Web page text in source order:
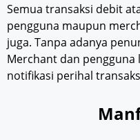
Semua transaksi debit
pengguna maupun
juga. Tanpa adanya
Merchant dan
notifikasi perihal